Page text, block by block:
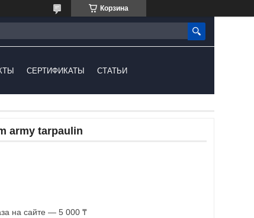
Корзина
СЕРТИФИКАТЫ СТАТЬИ
army tarpaulin
на сайте — 5 000 ₸